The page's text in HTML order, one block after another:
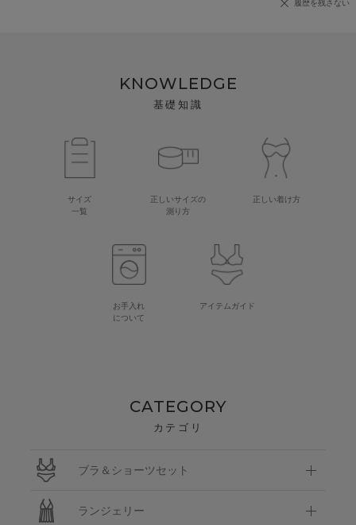
履歴を残さない
KNOWLEDGE
基礎知識
サイズ
一覧
正しいサイズの
測り方
正しい着け方
お手入れ
について
アイテムガイド
CATEGORY
カテゴリ
ブラ＆ショーツセット
ランジェリー